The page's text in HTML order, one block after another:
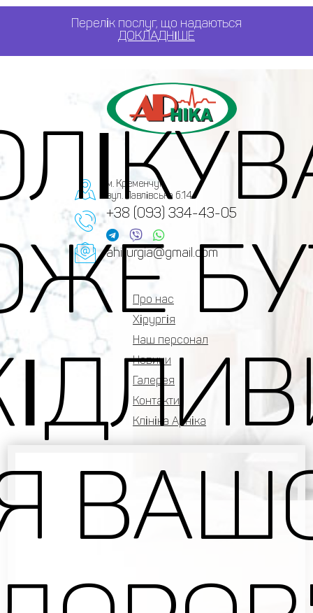
Перелік послуг, що надаються
ДОКЛАДНІШЕ
м. Кременчук,
вул. Павлівська б.14
+38 (093) 334-43-05
ahirurgia@gmail.com
Про нас
Хірургія
Наш персонал
Новини
Галерея
Контакти
Клініка Арніка